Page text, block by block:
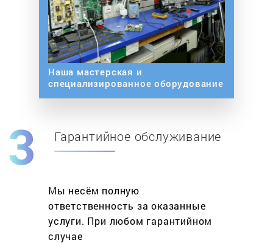
Наша мастерская и
специализированное оборудование
Гарантийное обслуживание
Мы несём полную
ответственность за оказанные
услуги. При любом гарантийном
cлучае